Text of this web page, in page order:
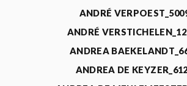
ANDRÉ
ANDRÉ
ANDREA
ANDREA DE